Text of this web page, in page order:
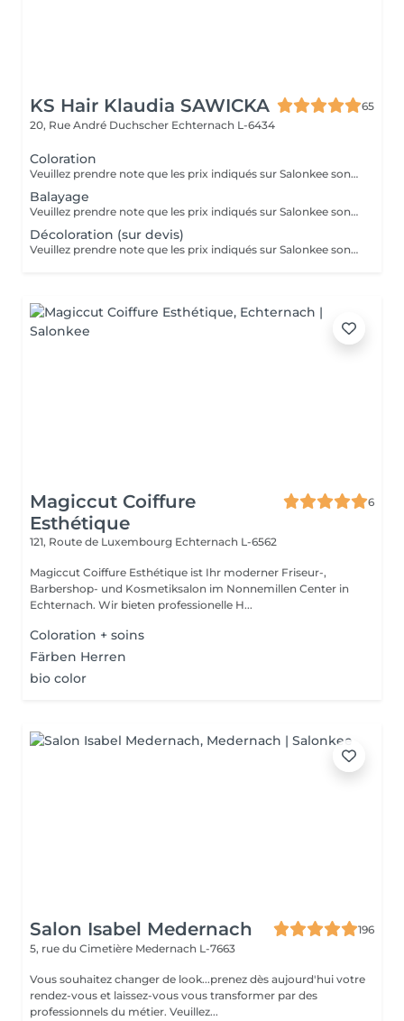
KS Hair Klaudia SAWICKA
65
20, Rue André Duchscher Echternach L-6434
Coloration
Veuillez prendre note que les prix indiqués sur Salonkee sont communiqués à titre informatif et s'entendent de base. Ces derniers sont susceptibles de varier selon le diagnostic réalisé à votre arrivée au salon et l'expertise du professionnel à qui vous confiez votre beauté. Dans tous les cas, un devis précis vous sera proposé et toutes réalisations de prestations seront effectuées avec votre accord. Un grand merci d'avance pour votre compréhension. Au plaisir de vous revoir très vite.
Balayage
Veuillez prendre note que les prix indiqués sur Salonkee sont communiqués à titre informatif et s'entendent de base. Ces derniers sont susceptibles de varier selon le diagnostic réalisé à votre arrivée au salon et l'expertise du professionnel à qui vous confiez votre beauté. Dans tous les cas, un devis précis vous sera proposé et toutes réalisations de prestations seront effectuées avec votre accord. Un grand merci d'avance pour votre compréhension. Au plaisir de vous revoir très vite.
Décoloration (sur devis)
Veuillez prendre note que les prix indiqués sur Salonkee sont communiqués à titre informatif et s'entendent de base. Ces derniers sont susceptibles de varier selon le diagnostic réalisé à votre arrivée au salon et l'expertise du professionnel à qui vous confiez votre beauté. Dans tous les cas, un devis précis vous sera proposé et toutes réalisations de prestations seront effectuées avec votre accord. Un grand merci d'avance pour votre compréhension. Au plaisir de vous revoir très vite.
Magiccut Coiffure
Esthétique
6
121, Route de Luxembourg Echternach L-6562
Magiccut Coiffure Esthétique ist Ihr moderner Friseur-,
Barbershop- und Kosmetiksalon im Nonnemillen Center in
Echternach. Wir bieten professionelle H...
Coloration + soins
Färben Herren
bio color
Salon Isabel Medernach
196
5, rue du Cimetière Medernach L-7663
Vous souhaitez changer de look...prenez dès aujourd'hui votre
rendez-vous et laissez-vous vous transformer par des
professionnels du métier. Veuillez...